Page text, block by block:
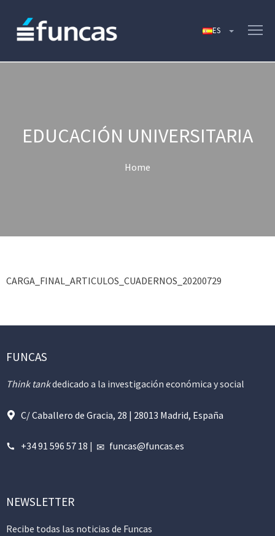
EDUCACIÓN UNIVERSITARIA
Home
CARGA_FINAL_ARTICULOS_CUADERNOS_20200729
FUNCAS
Think tankdedicado a la investigación económica y social
C/ Caballero de Gracia, 28 | 28013 Madrid, España
+34 91 596 57 18 | funcas@funcas.es
NEWSLETTER
Recibe todas las noticias de Funcas